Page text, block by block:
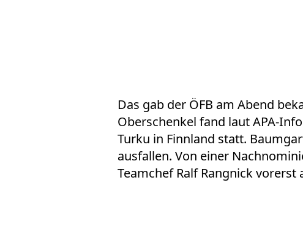
Das gab der ÖFB am Abend
Oberschenkel fand laut APA-
Turku in Finnland statt.
ausfallen. Von einer
Teamchef Ralf Rangnick vorerst